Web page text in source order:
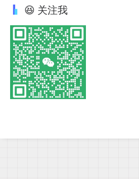
😆 关注我